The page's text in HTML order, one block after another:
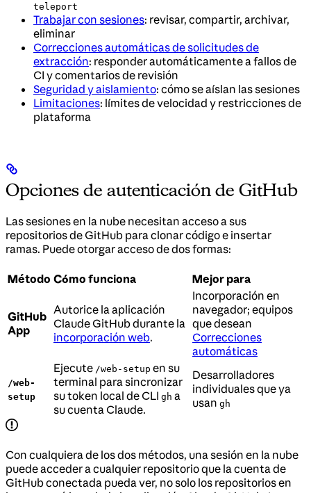
teleport
Trabajar con sesiones: revisar, compartir, archivar,
eliminar
Correcciones automáticas de solicitudes de
extracción: responder automáticamente a fallos de
CI y comentarios de revisión
Seguridad y aislamiento: cómo se aíslan las sesiones
Limitaciones: límites de velocidad y restricciones de
plataforma
Opciones de autenticación de GitHub
Las sesiones en la nube necesitan acceso a sus
repositorios de GitHub para clonar código e insertar
ramas. Puede otorgar acceso de dos formas:
Método Cómo funciona Mejor para
GitHub
App
Autorice la aplicación
Claude GitHub durante la
incorporación web.
Incorporación en
navegador; equipos
que desean
Correcciones
automáticas
/web-
setup
Ejecute /web-setup en su
terminal para sincronizar
su token local de CLI gh a
su cuenta Claude.
Desarrolladores
individuales que ya
usan gh
Con cualquiera de los dos métodos, una sesión en la nube
puede acceder a cualquier repositorio que la cuenta de
GitHub conectada pueda ver, no solo los repositorios en